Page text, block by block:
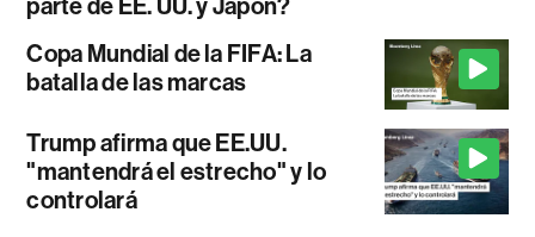
parte de EE. UU. y Japón?
Copa Mundial de la FIFA: La
batalla de las marcas
Trump afirma que EE.UU.
"mantendrá el estrecho" y lo
controlará